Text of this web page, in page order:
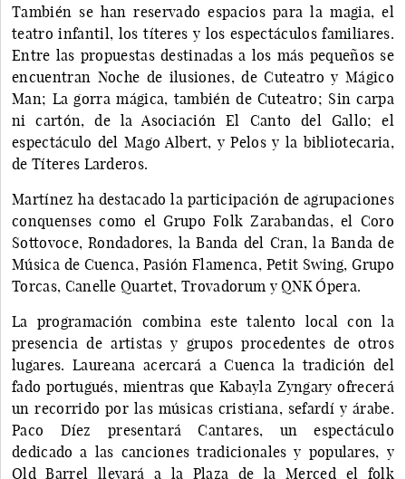
También se han reservado espacios para la magia, el
teatro infantil, los títeres y los espectáculos familiares.
Entre las propuestas destinadas a los más pequeños se
encuentran Noche de ilusiones, de Cuteatro y Mágico
Man; La gorra mágica, también de Cuteatro; Sin carpa
ni cartón, de la Asociación El Canto del Gallo; el
espectáculo del Mago Albert, y Pelos y la bibliotecaria,
de Títeres Larderos.
Martínez ha destacado la participación de agrupaciones
conquenses como el Grupo Folk Zarabandas, el Coro
Sottovoce, Rondadores, la Banda del Cran, la Banda de
Música de Cuenca, Pasión Flamenca, Petit Swing, Grupo
Torcas, Canelle Quartet, Trovadorum y QNK Ópera.
La programación combina este talento local con la
presencia de artistas y grupos procedentes de otros
lugares. Laureana acercará a Cuenca la tradición del
fado portugués, mientras que Kabayla Zyngary ofrecerá
un recorrido por las músicas cristiana, sefardí y árabe.
Paco Díez presentará Cantares, un espectáculo
dedicado a las canciones tradicionales y populares, y
Old Barrel llevará a la Plaza de la Merced el folk